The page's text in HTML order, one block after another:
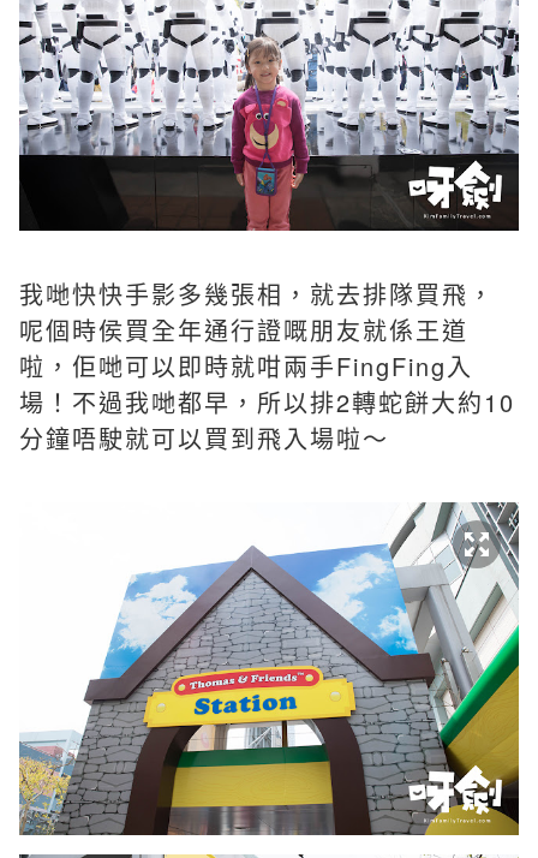
我哋快快手影多幾張相，就去排隊買飛，
呢個時侯買全年通行證嘅朋友就係王道
啦，佢哋可以即時就咁兩手FingFing入
場！不過我哋都早，所以排2轉蛇餅大約10
分鐘唔駛就可以買到飛入場啦～